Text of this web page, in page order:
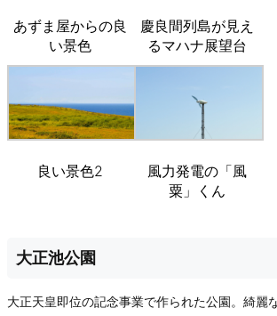
あずま屋からの良
い景色
慶良間列島が見え
るマハナ展望台
良い景色2
風力発電の「風
粟」くん
大正池公園
大正天皇即位の記念事業で作られた公園。綺麗